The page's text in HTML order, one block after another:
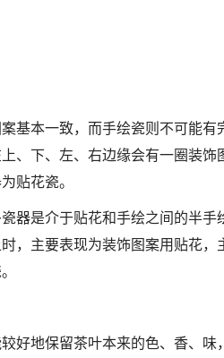
基本一致，而手绘瓷则不可能有
、下、左、右边缘会有一圈装
贴花瓷。
器是介于贴花和手绘之间的半
，主要表现为装饰图案用贴花
好地保留茶叶本来的色、香、